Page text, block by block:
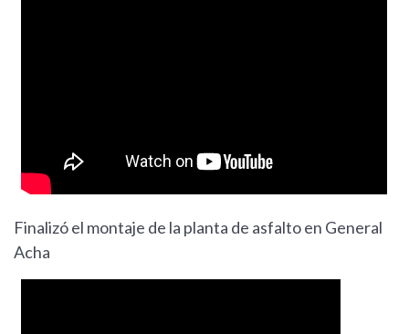
Finalizó el montaje de la planta de asfalto en General
Acha